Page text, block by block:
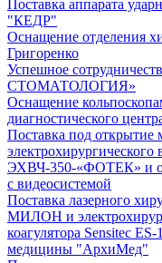
Поставка аппарата
"КЕДР"
Оснащение отделения
Григоренко
Успешное
СТОМАТОЛОГИЯ»
Оснащение
диагностического
Поставка под открытие
электрохирургического
ЭХВЧ-350-«ФОТЕК» и
с видеосистемой
Поставка лазерного
МИЛОН и
коагулятора Sensitec
медицины "АрхиМед"